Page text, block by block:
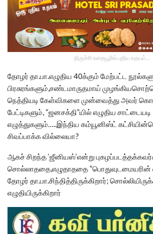
திருச்சி உறையூரில் புதிய உதயம்...
தோழர் தா.பா.எழுதிய 40க்கும் மேற்பட்ட
பிரசுரங்களும்,சண்டமாருதமாய்
நெத்தியடி கேள்விகளை முன்வைத்து அவர்
பேட்டிகளும், “ஜனசக்தி”யில் எழுதிய சாட்டையடி
எழுத்துகளும்…..இந்திய கம்யூனிஸ்ட்
சிவப்பாக்க வில்லையா?
ஆகச் சிறந்த ‘ஜீனியஸ்’என்று
சொல்லாததை,எழுதாததை “பொதுவுடமையரின்
தோழர் தா.பா.சிந்தித்திருக்கிறார்;
எழுதியிருக்கிறார்